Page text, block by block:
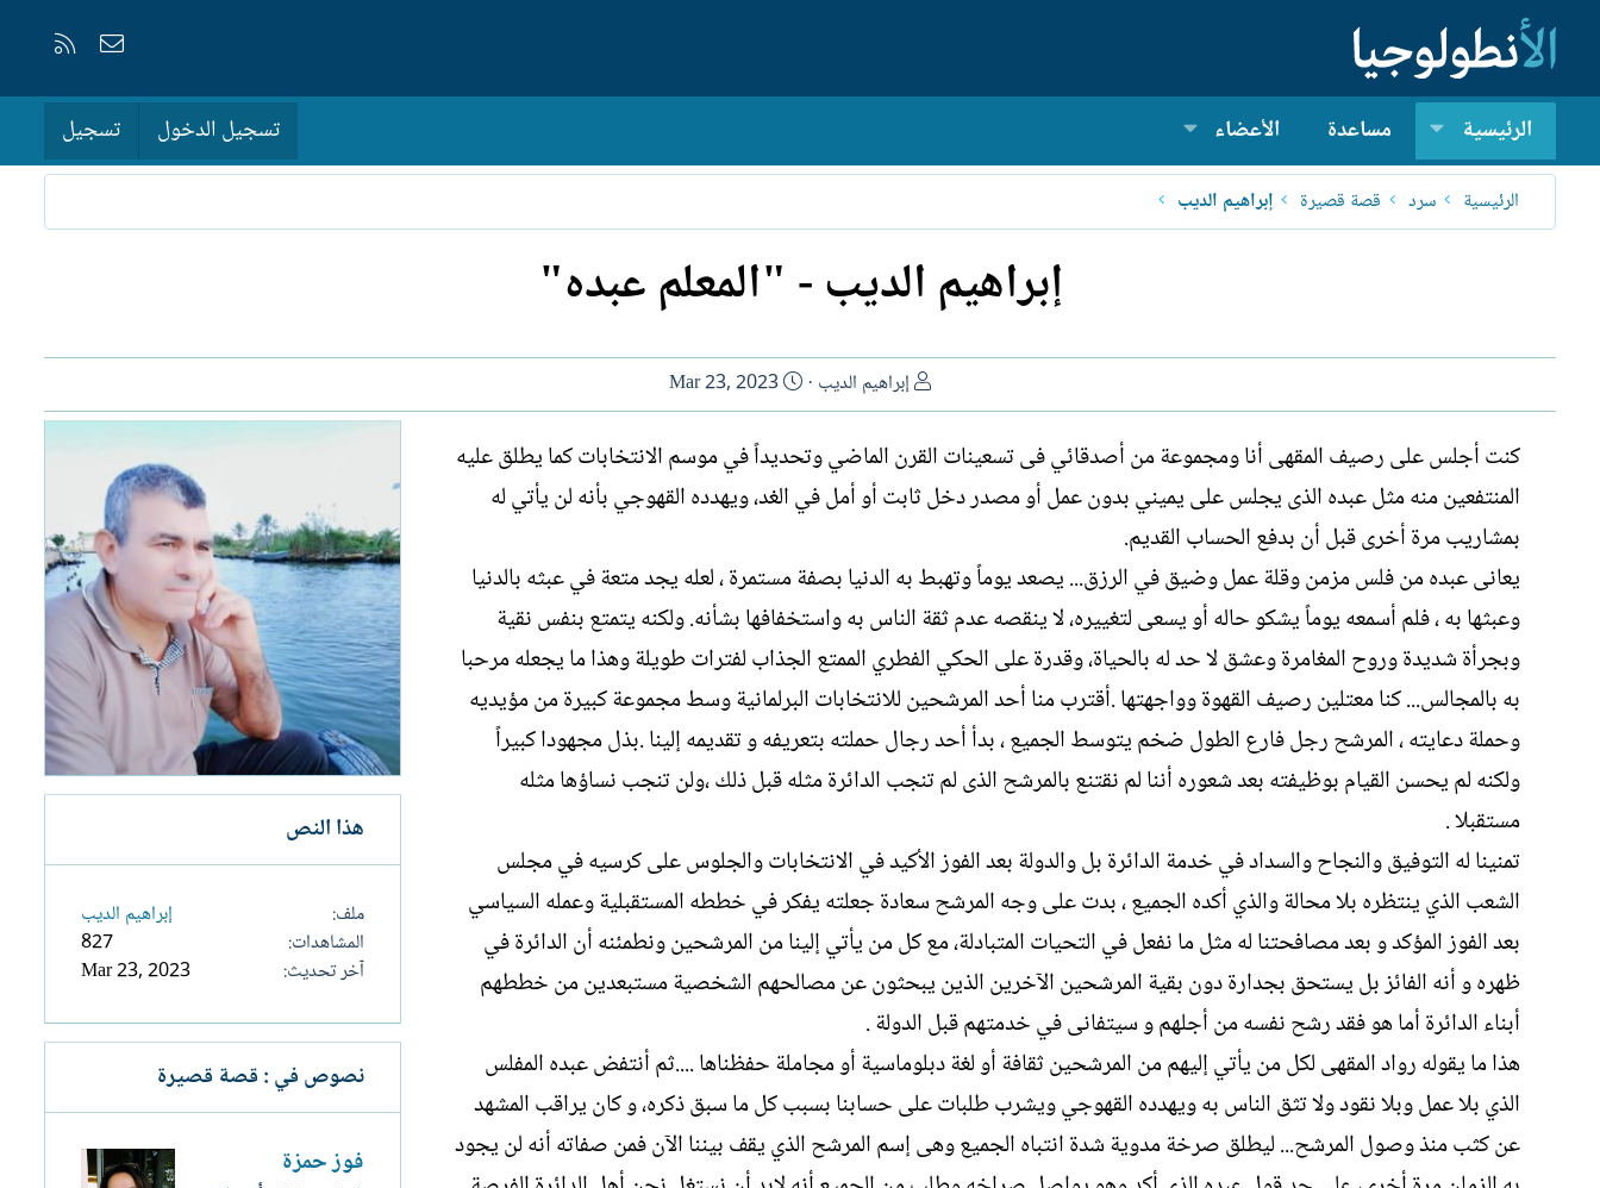
إتصل بنا
الرئيسية مساعدة الأعضاء تسجيل الدخول تسجيل
الرئيسية سرد قصة قصيرة إبراهيم الديب
إبراهيم الديب - "المعلم عبده"
ا
ل
ا
ت
إبراهيم الديب
ت
ا
ي
خ
إ
ن
ا
ء
Mar 23, 2023
كنت أجلس على رصيف المقهى أنا ومجموعة من أصدقائي فى تسعينات القرن الماضي وتحديداً في موسم الانتخابات كما يطلق عليه
المنتفعين منه مثل عبده الذى يجلس على يميني بدون عمل أو مصدر دخل ثابت أو أمل في الغد، ويهدده القهوجي بأنه لن يأتي له
بمشاريب مرة أخرى قبل أن بدفع الحساب القديم.
يعانى عبده من فلس مزمن وقلة عمل وضيق في الرزق... يصعد يوماً وتهبط به الدنيا بصفة مستمرة ، لعله يجد متعة في عبثه بالدنيا
وعبثها به ، فلم أسمعه يوماً يشكو حاله أو يسعى لتغييره، لا ينقصه عدم ثقة الناس به واستخفافها بشأنه. ولكنه يتمتع بنفس نقية
وبجرأة شديدة وروح المغامرة وعشق لا حد له بالحياة، وقدرة على الحكي الفطري الممتع الجذاب لفترات طويلة وهذا ما يجعله مرحبا
به بالمجالس... كنا معتلين رصيف القهوة وواجهتها .أقترب منا أحد المرشحين للانتخابات البرلمانية وسط مجموعة كبيرة من مؤيديه
وحملة دعايته ، المرشح رجل فارع الطول ضخم يتوسط الجميع ، بدأ أحد رجال حملته بتعريفه و تقديمه إلينا .بذل مجهودا كبيراً
ولكنه لم يحسن القيام بوظيفته بعد شعوره أننا لم نقتنع بالمرشح الذى لم تنجب الدائرة مثله قبل ذلك ،ولن تنجب نساؤها مثله
مستقبلا .
تمنينا له التوفيق والنجاح والسداد في خدمة الدائرة بل والدولة بعد الفوز الأكيد في الانتخابات والجلوس على كرسيه في مجلس
الشعب الذي ينتظره بلا محالة والذي أكده الجميع ، بدت على وجه المرشح سعادة جعلته يفكر في خططه المستقبلية وعمله السياسي
بعد الفوز المؤكد و بعد مصافحتنا له مثل ما نفعل في التحيات المتبادلة، مع كل من يأتي إلينا من المرشحين ونطمئنه أن الدائرة في
ظهره و أنه الفائز بل يستحق بجدارة دون بقية المرشحين الآخرين الذين يبحثون عن مصالحهم الشخصية مستبعدين من خططهم
أبناء الدائرة أما هو فقد رشح نفسه من أجلهم و سيتفانى في خدمتهم قبل الدولة .
هذا ما يقوله رواد المقهى لكل من يأتي إليهم من المرشحين ثقافة أو لغة دبلوماسية أو مجاملة حفظناها ....ثم أنتفض عبده المفلس
الذي بلا عمل وبلا نقود ولا تثق الناس به ويهدده القهوجي ويشرب طلبات على حسابنا بسبب كل ما سبق ذكره، و كان يراقب المشهد
عن كثب منذ وصول المرشح... ليطلق صرخة مدوية شدة انتباه الجميع وهى إسم المرشح الذي يقف بيننا الآن فمن صفاته أنه لن يجود
هذا النص
ملف
إبراهيم الديب
المشاهدات
827
آخر تحديث
Mar 23, 2023
نصوص في : قصة قصيرة
فوز حمزة